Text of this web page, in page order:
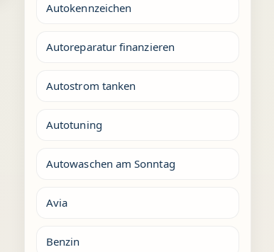
Autokennzeichen
Autoreparatur finanzieren
Autostrom tanken
Autotuning
Autowaschen am Sonntag
Avia
Benzin